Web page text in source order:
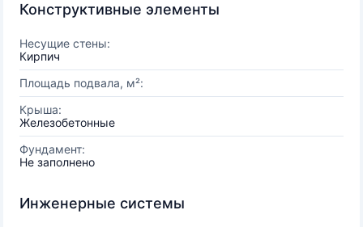
Конструктивные элементы
Несущие стены:
Кирпич
Площадь подвала, м²:
Крыша:
Железобетонные
Фундамент:
Не заполнено
Инженерные системы